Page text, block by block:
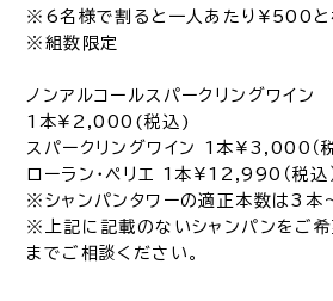
※6名様で割ると一人あたり¥500と
※組数限定
ノンアルコールスパークリングワイン
1本¥2,000(税込)
スパークリングワイン 1本¥3,000（税
ローラン・ペリエ 1本¥12,990（税込
※シャンパンタワーの適正本数は3本
※上記に記載のないシャンパンをご
までご相談ください。